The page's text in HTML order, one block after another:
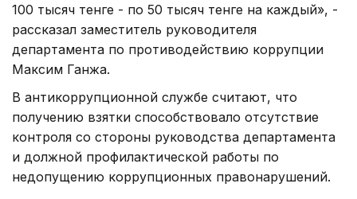
100 тысяч тенге - по 50 тысяч тенге на каждый», -
рассказал заместитель руководителя
департамента по противодействию коррупции
Максим Ганжа.
В антикоррупционной службе считают, что
получению взятки способствовало отсутствие
контроля со стороны руководства департамента
и должной профилактической работы по
недопущению коррупционных правонарушений.